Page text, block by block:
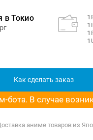
в Токио
Как сделать заказ
В случае
аниме товаров из